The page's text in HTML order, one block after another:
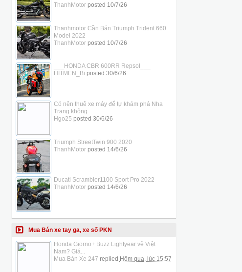
ThanhMotorposted 10/7/26
Thanhmotor Cần Bán Triumph Trident 660
Model 2022
ThanhMotorposted 10/7/26
___HONDA CBR 600RR Repsol___
HITMEN_Bi posted 30/6/26
Có nên thuê xe máy để tự khám phá Nha
Trang không
Hgo25 posted 30/6/26
Triumph StreetTwin 900 2020
ThanhMotorposted 14/6/26
Ducati Scrambler1100 Sport Pro 2022
ThanhMotorposted 14/6/26
Mua Bán xe tay ga, xe số PKN
Honda Giorno+ Buzz Lightyear về Việt
Nam? Giá...
Mua Bán Xe 247 replied Hôm qua, lúc 15:57